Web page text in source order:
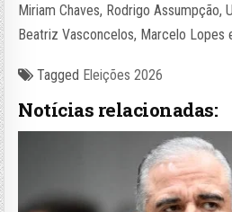
Miriam Chaves, Rodrigo Assumpção,
Beatriz Vasconcelos, Marcelo Lopes
Tagged Eleições 2026
Notícias relacionadas: